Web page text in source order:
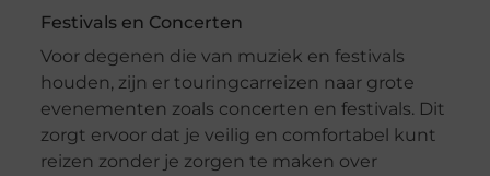
Festivals en Concerten
Voor degenen die van muziek en festivals
houden, zijn er touringcarreizen naar grote
evenementen zoals concerten en festivals. Dit
zorgt ervoor dat je veilig en comfortabel kunt
reizen zonder je zorgen te maken over